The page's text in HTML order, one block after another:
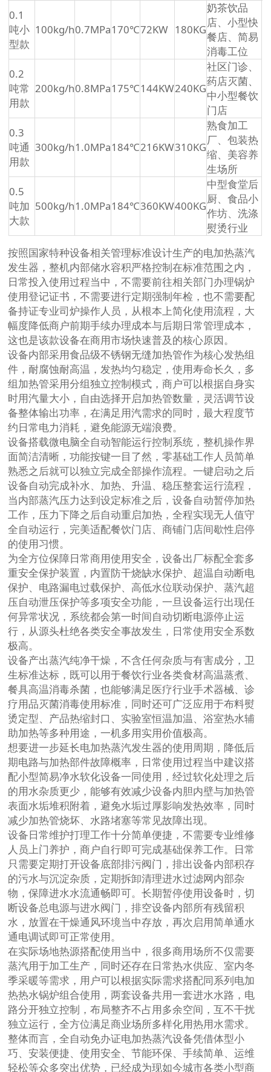
0.1
吨小
型款
100kg/h0.7MPa170℃72KW 180KG
奶茶饮品
店、小型快
餐店、简易
消毒工位
0.2
吨常
用款
200kg/h0.8MPa175℃144KW240KG
社区门诊、
药店灭菌、
中小型餐饮
门店
0.3
吨通
用款
300kg/h1.0MPa184℃216KW310KG
熟食加工
厂、包装热
缩、美容养
生场所
0.5
吨加
大款
500kg/h1.0MPa184℃360KW400KG
中型食堂后
厨、食品小
作坊、洗涤
熨烫行业
按照国家特种设备相关管理标准设计生产的电加热蒸汽
发生器，整机内部储水容积严格控制在标准范围之内，
日常投入使用过程当中，不需要前往相关部门办理锅炉
使用登记证书，不需要进行定期强制年检，也不需要配
备持证专业司炉操作人员，从根本上简化使用流程，大
幅度降低商户前期手续办理成本与后期日常管理成本，
这也是该款设备在商用市场快速普及的核心原因。
设备内部采用食品级不锈钢无缝加热管作为核心发热组
件，耐腐蚀耐高温，发热均匀稳定，使用寿命长久，多
组加热管采用分组独立控制模式，商户可以根据自身实
时用汽量大小，自由选择开启加热管数量，灵活调节设
备整体输出功率，在满足用汽需求的同时，最大程度节
约日常电力消耗，避免能源无端浪费。
设备搭载微电脑全自动智能运行控制系统，整机操作界
面简洁清晰，功能按键一目了然，零基础工作人员简单
熟悉之后就可以独立完成全部操作流程。一键启动之后
设备自动完成补水、加热、升温、稳压整套运行流程，
当内部蒸汽压力达到设定标准之后，设备自动暂停加热
工作，压力下降之后自动重启加热，全程实现无人值守
全自动运行，完美适配餐饮门店、商铺门店间歇性启停
的使用习惯。
为全方位保障日常商用使用安全，设备出厂标配全套多
重安全保护装置，内置防干烧缺水保护、超温自动断电
保护、电路漏电过载保护、高低水位联动保护、蒸汽超
压自动泄压保护等多项安全功能，一旦设备运行出现任
何异常状况，系统都会第一时间自动切断电源停止运
行，从源头杜绝各类安全事故发生，日常使用安全系数
极高。
设备产出蒸汽纯净干燥，不含任何杂质与有害成分，卫
生标准达标，既可以用于餐饮行业各类食材高温蒸煮、
餐具高温消毒杀菌，也能够满足医疗行业手术器械、诊
疗用品灭菌消毒使用标准，同时还可广泛应用于布料熨
烫定型、产品热缩封口、实验室恒温加温、浴室热水辅
助加热等多种用途，一机多用实用价值极高。
想要进一步延长电加热蒸汽发生器的使用周期，降低后
期电路与加热部件故障概率，日常使用过程当中建议搭
配小型简易净水软化设备一同使用，经过软化处理之后
的用水杂质更少，能够有效减少设备内胆内壁与加热管
表面水垢堆积附着，避免水垢过厚影响发热效率，同时
减少加热管烧坏、水路堵塞等常见故障出现。
设备日常维护打理工作十分简单便捷，不需要专业维修
人员上门养护，商户自行即可完成基础保养工作。日常
只需要定期打开设备底部排污阀门，排出设备内部积存
的污水与沉淀杂质，定期拆卸清理进水过滤网内部杂
物，保障进水水流通畅即可。长期暂停使用设备时，切
断设备总电源与进水阀门，排空设备内部所有残留积
水，放置在干燥通风环境当中存放，再次启用简单通水
通电调试即可正常使用。
在实际场地热源搭配使用当中，很多商用场所不仅需要
蒸汽用于加工生产，同时还存在日常热水供应、室内冬
季采暖等需求，用户可以根据实际需求搭配同系列电加
热热水锅炉组合使用，两套设备共用一套进水水路，电
路分开独立控制，布局整齐不占用多余空间，互不干扰
独立运行，全方位满足商业场所多样化用热用水需求。
整体而言，全自动免办证电加热蒸汽设备凭借体型小
巧、安装便捷、使用安全、节能环保、手续简单、运维
轻松等众多突出优势，已经成为现如今城市各类小型商